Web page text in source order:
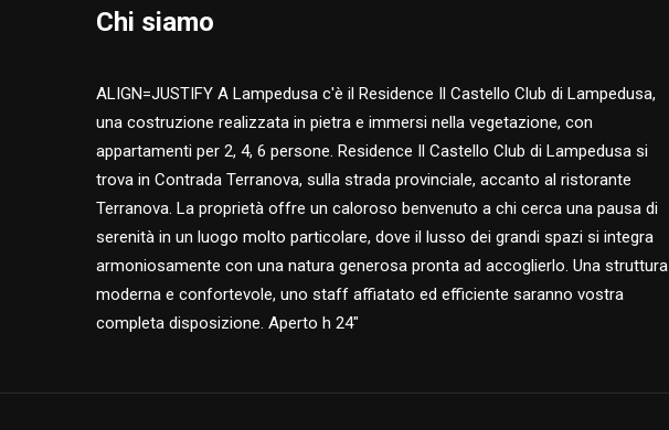
Chi siamo
ALIGN=JUSTIFY A Lampedusa c'è il Residence Il Castello Club di Lampedusa,
una costruzione realizzata in pietra e immersi nella vegetazione, con
appartamenti per 2, 4, 6 persone. Residence Il Castello Club di Lampedusa si
trova in Contrada Terranova, sulla strada provinciale, accanto al ristorante
Terranova. La proprietà offre un caloroso benvenuto a chi cerca una pausa di
serenità in un luogo molto particolare, dove il lusso dei grandi spazi si integra
armoniosamente con una natura generosa pronta ad accoglierlo. Una struttura
moderna e confortevole, uno staff affiatato ed efficiente saranno vostra
completa disposizione. Aperto h 24"